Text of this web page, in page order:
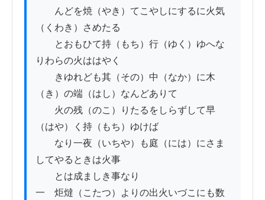
んどを焼（やき）てこやしにするに火気
（くわき）さめたる
とおもひて持（もち）行（ゆく）ゆへな
りわらの火ははやく
きゆれども其（その）中（なか）に木
（き）の端（はし）なんどありて
火の残（のこ）りたるをしらずして早
（はや）く持（もち）ゆけば
なり一夜（いちや）も庭（には）にさま
してやるときは火事
とは成ましき事なり
一　炬燵（こたつ）よりの出火いづこにも数